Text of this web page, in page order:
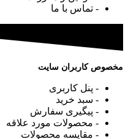
- تماس با ما
مخصوص کاربران سایت
- پنل کاربری
- سبد خرید
- پیگیری سفارش
- محصولات مورد علاقه
- مقایسه محصولات